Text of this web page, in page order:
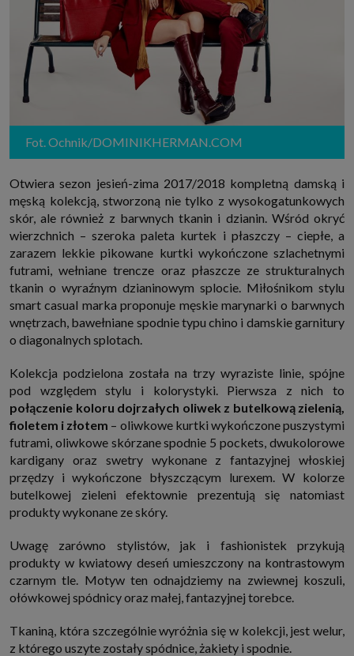
Fot. Ochnik/DOMINIKHERMAN.COM
Otwiera sezon jesień-zima 2017/2018 kompletną damską i
męską kolekcją, stworzoną nie tylko z wysokogatunkowych
skór, ale również z barwnych tkanin i dzianin. Wśród okryć
wierzchnich – szeroka paleta kurtek i płaszczy – ciepłe, a
zarazem lekkie pikowane kurtki wykończone szlachetnymi
futrami, wełniane trencze oraz płaszcze ze strukturalnych
tkanin o wyraźnym dzianinowym splocie. Miłośnikom stylu
smart casual marka proponuje męskie marynarki o barwnych
wnętrzach, bawełniane spodnie typu chino i damskie garnitury
o diagonalnych splotach.
Kolekcja podzielona została na trzy wyraziste linie, spójne
pod względem stylu i kolorystyki. Pierwsza z nich to
połączenie koloru dojrzałych oliwek z butelkową zielenią,
fioletem i złotem – oliwkowe kurtki wykończone puszystymi
futrami, oliwkowe skórzane spodnie 5 pockets, dwukolorowe
kardigany oraz swetry wykonane z fantazyjnej włoskiej
przędzy i wykończone błyszczącym lurexem. W kolorze
butelkowej zieleni efektownie prezentują się natomiast
produkty wykonane ze skóry.
Uwagę zarówno stylistów, jak i fashionistek przykują
produkty w kwiatowy deseń umieszczony na kontrastowym
czarnym tle. Motyw ten odnajdziemy na zwiewnej koszuli,
ołówkowej spódnicy oraz małej, fantazyjnej torebce.
Tkaniną, która szczególnie wyróżnia się w kolekcji, jest welur,
z którego uszyte zostały spódnice, żakiety i spodnie.